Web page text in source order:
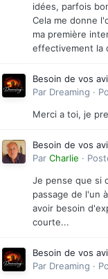
idées, parfois
Cela me donne
ma première
effectivement la
Besoin de vos
Par Dreaming ·
Merci a toi, je
Besoin de vos
Par Charlie ·
Je pense que si
passage de l'un
avoir besoin
courte...
Besoin de vos
Par Dreaming ·